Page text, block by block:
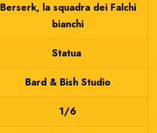
Berserk, la squadra dei Falchi
bianchi
Statua
Bard & Bish Studio
1/6